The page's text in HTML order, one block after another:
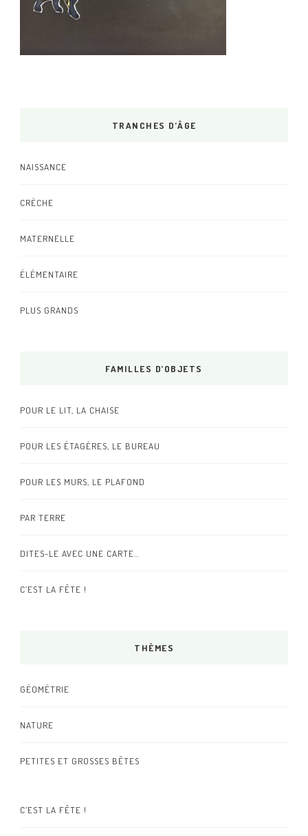
TRANCHES D’ÂGE
NAISSANCE
CRÈCHE
MATERNELLE
ÉLÉMENTAIRE
PLUS GRANDS
FAMILLES D’OBJETS
POUR LE LIT, LA CHAISE
POUR LES ÉTAGÈRES, LE BUREAU
POUR LES MURS, LE PLAFOND
PAR TERRE
DITES-LE AVEC UNE CARTE…
C’EST LA FÊTE !
THÈMES
GÉOMÉTRIE
NATURE
PETITES ET GROSSES BÊTES
C’EST LA FÊTE !